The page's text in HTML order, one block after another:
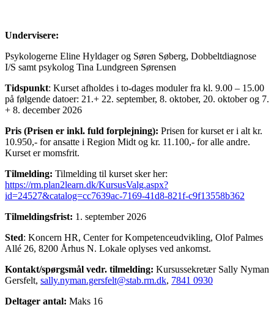
Undervisere:
Psykologerne Eline Hyldager og Søren Søberg, Dobbeltdiagnose
I/S samt psykolog Tina Lundgreen Sørensen
Tidspunkt: Kurset afholdes i to-dages moduler fra kl. 9.00 – 15.00
på følgende datoer: 21.+ 22. september, 8. oktober, 20. oktober og 7.
+ 8. december 2026
Pris (Prisen er inkl. fuld forplejning): Prisen for kurset er i alt kr.
10.950,- for ansatte i Region Midt og kr. 11.100,- for alle andre.
Kurset er momsfrit.
Tilmelding: Tilmelding til kurset sker her:
https://rm.plan2learn.dk/KursusValg.aspx?
id=24527&catalog=cc7639ac-7169-41d8-821f-c9f13558b362
Tilmeldingsfrist: 1. september 2026
Sted: Koncern HR, Center for Kompetenceudvikling, Olof Palmes
Allé 26, 8200 Århus N. Lokale oplyses ved ankomst.
Kontakt/spørgsmål vedr. tilmelding: Kursussekretær Sally Nyman
Gersfelt, sally.nyman.gersfelt@stab.rm.dk, 7841 0930
Deltager antal: Maks 16